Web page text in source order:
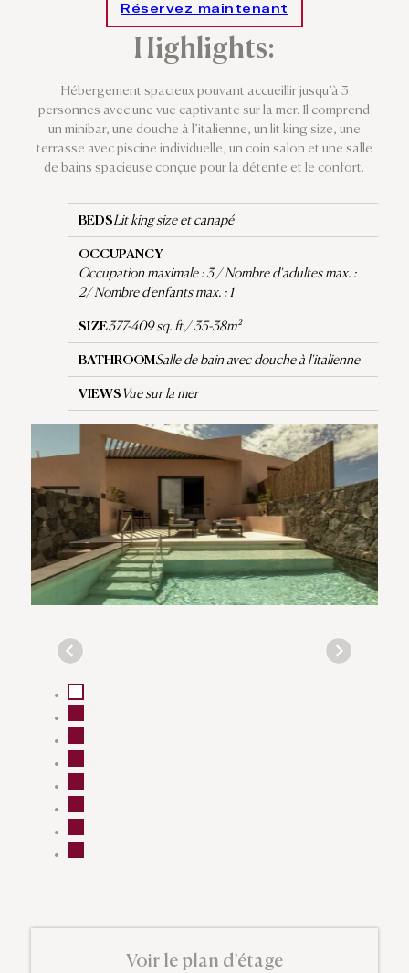
Réservez maintenant
Highlights:
Hébergement spacieux pouvant accueillir jusqu’à 3
personnes avec une vue captivante sur la mer. Il comprend
un minibar, une douche à l’italienne, un lit king size, une
terrasse avec piscine individuelle, un coin salon et une salle
de bains spacieuse conçue pour la détente et le confort.
BEDSLit king size et canapé
OCCUPANCY
Occupation maximale : 3 / Nombre d'adultes max. :
2/ Nombre d'enfants max. : 1
SIZE377-409 sq. ft./ 35-38m²
BATHROOMSalle de bain avec douche à l'italienne
VIEWS Vue sur la mer
Voir le plan d'étage